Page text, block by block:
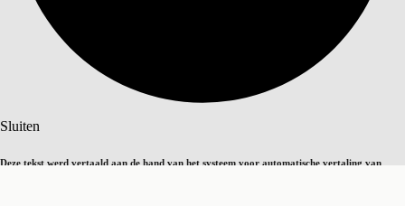
Sluiten
Deze tekst werd vertaald aan de hand van het systeem voor automatische vertaling van
Zoeken